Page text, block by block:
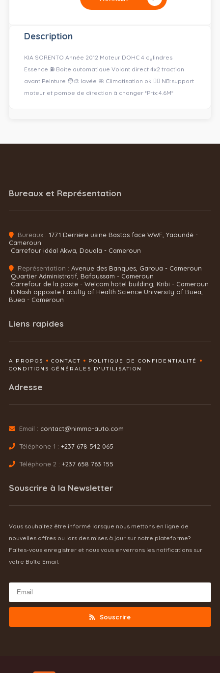
Description
KIA SORENTO Année 2012 Moteur DOHC 4 cylindres
Essence ⛽️ Boite automatique Volant direct 4x2 traction
avant Peinture 🧑‍🎨 lavée 🧼 Climatisation ok 👌🏿 NB:support
moteur et pompe de direction à changer *Prix:4.6M*
Bureaux et Représentation
Bureaux : 1771 Derrière usine Bastos face WWF, Yaoundé -
Cameroun
Carrefour idéal Akwa, Douala - Cameroun
Représentation : Avenue des Banques, Garoua - Cameroun
Quartier Administratif, Bafoussam - Cameroun
Carrefour de la poste - Welcom hotel building, Kribi - Cameroun
B.Nash opposite Faculty of Health Science University of Buea,
Buea - Cameroun
Liens rapides
A PROPOS CONTACT
POLITIQUE DE CONFIDENTIALITÉ
CONDITIONS GÉNÉRALES D'UTILISATION
Adresse
Email : contact@nimmo-auto.com
Téléphone 1 : +237 678 542 065
Téléphone 2 : +237 658 763 155
Souscrire à la Newsletter
Vous souhaitez être informé lorsque nous mettons en ligne de
nouvelles offres ou lors des mises à jour sur notre plateforme?
Faites-vous enregistrer et nous vous enverrons les notifications sur
votre Boîte Email.
Souscrire